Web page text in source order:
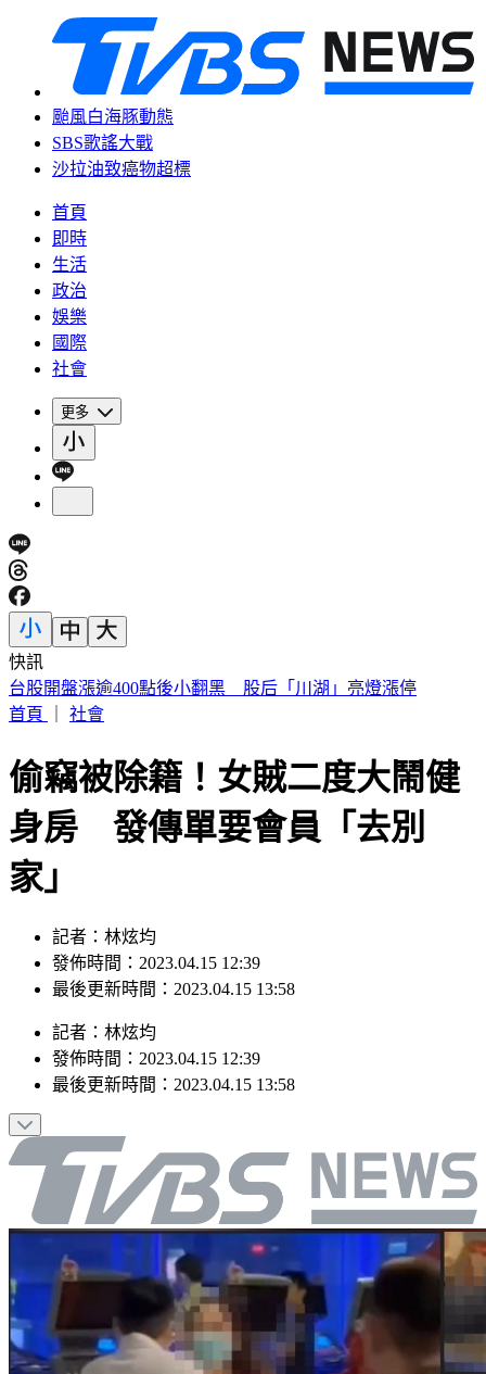
颱風白海豚動態
SBS歌謠大戰
沙拉油致癌物超標
首頁
即時
生活
政治
娛樂
國際
社會
更多
快訊
國1彰化「3車連環撞」！休旅車扭成廢鐵 駕駛受困骨折
首頁
社會
偷竊被除籍！女賊二度大鬧健
身房 發傳單要會員「去別
家」
記者：林炫均
發佈時間：2023.04.15 12:39
最後更新時間：2023.04.15 13:58
記者 ： 林炫均
發佈時間： 2023.04.15 12:39
最後更新時間： 2023.04.15 13:58